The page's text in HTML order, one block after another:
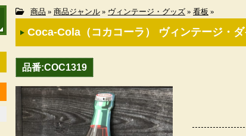
商品 » 商品ジャンル » ヴィンテージ・グッズ » 看板 »
Coca-Cola（コカコーラ） ヴィンテージ・
品番:COC1319